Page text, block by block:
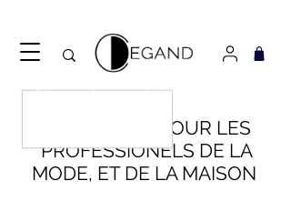
Découvrez notre nouveau foulard Django ! Cliquez
UN SERVICE POUR LES
PROFESSIONELS DE LA
MODE, ET DE LA MAISON